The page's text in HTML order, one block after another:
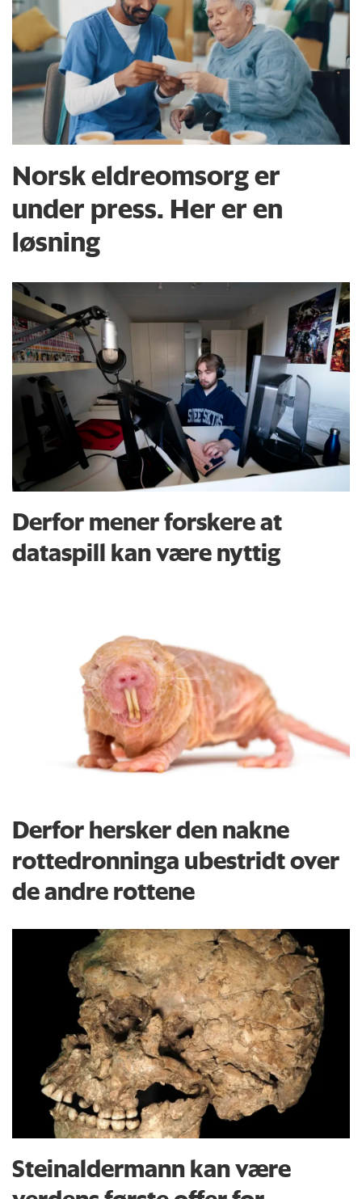
Norsk eldreomsorg er
under press. Her er en
løsning
Derfor mener forskere at
dataspill kan være nyttig
Derfor hersker den nakne
rottedronninga ubestridt over
de andre rottene
Steinaldermann kan være